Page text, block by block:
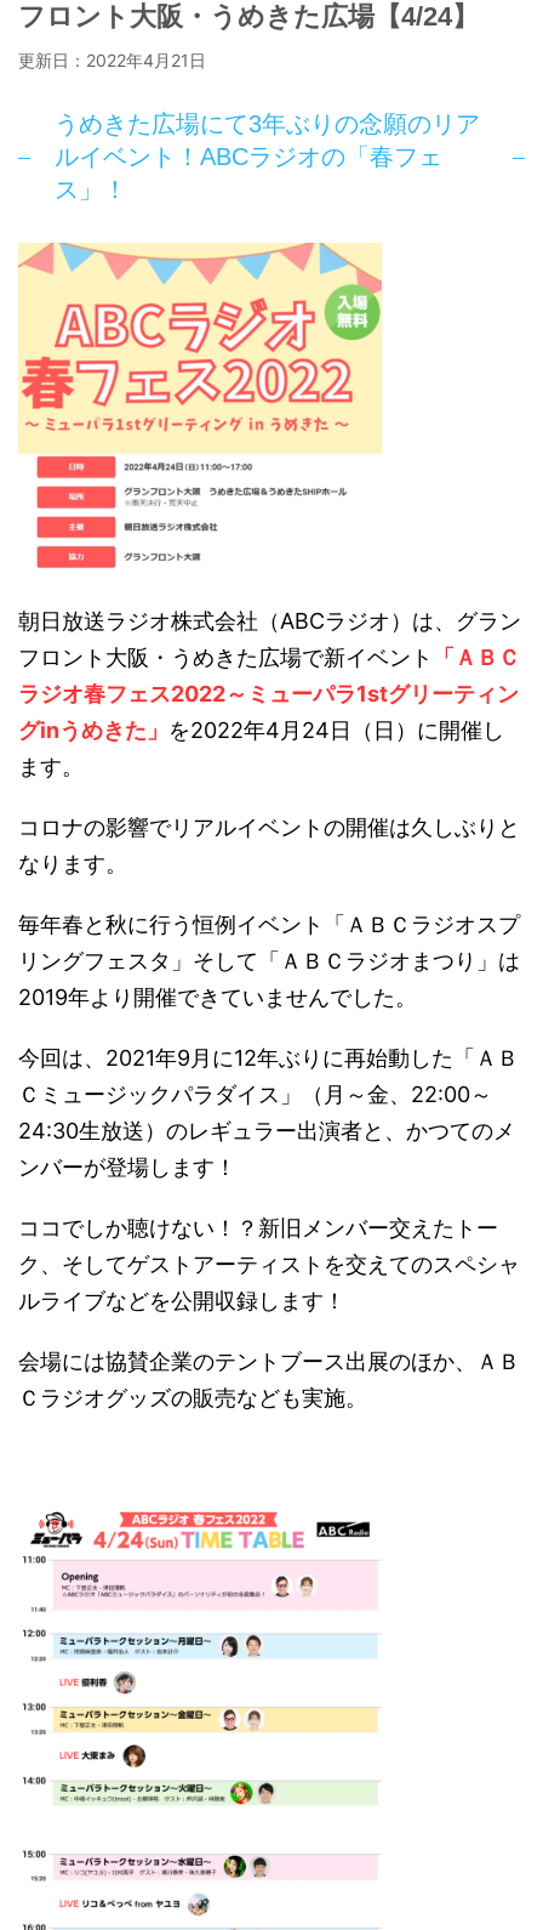
フロント大阪・うめきた広場【4/24】
更新日： 2022年4月21日
うめきた広場にて3年ぶりの念願のリア
ルイベント！ABCラジオの「春フェ
ス」！
朝日放送ラジオ株式会社（ABCラジオ）は、グラン
フロント大阪・うめきた広場で新イベント
「ＡＢＣ
ラジオ春フェス2022～ミューパラ1stグリーティン
グinうめきた」 を2022年4月24日（日）に開催し
ます。
コロナの影響でリアルイベントの開催は久しぶりと
なります。
毎年春と秋に行う恒例イベント「ＡＢＣラジオスプ
リングフェスタ」そして「ＡＢＣラジオまつり」は
2019年より開催できていませんでした。
今回は、2021年9月に12年ぶりに再始動した「ＡＢ
Ｃミュージックパラダイス」（月～金、22:00～
24:30生放送）のレギュラー出演者と、かつてのメ
ンバーが登場します！
ココでしか聴けない！？新旧メンバー交えたトー
ク、そしてゲストアーティストを交えてのスペシャ
ルライブなどを公開収録します！
会場には協賛企業のテントブース出展のほか、ＡＢ
Ｃラジオグッズの販売なども実施。